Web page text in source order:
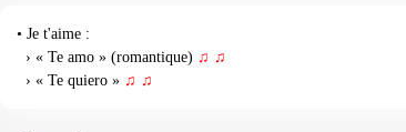
• Je t'aime :
› « Te amo » (romantique) ♫ ♫
› « Te quiero » ♫ ♫